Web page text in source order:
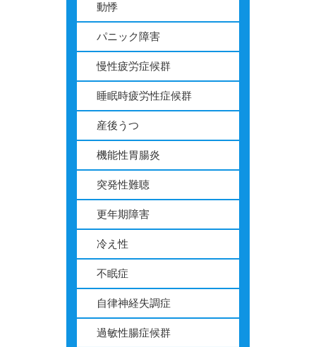
動悸
パニック障害
慢性疲労症候群
睡眠時疲労性症候群
産後うつ
機能性胃腸炎
突発性難聴
更年期障害
冷え性
不眠症
自律神経失調症
過敏性腸症候群